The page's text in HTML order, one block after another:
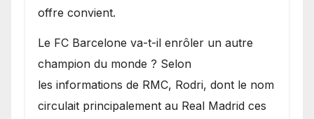
offre convient.
​Le FC Barcelone va-t-il enrôler un autre
champion du monde ? Selon
les informations de RMC, Rodri, dont le nom
circulait principalement au Real Madrid ces